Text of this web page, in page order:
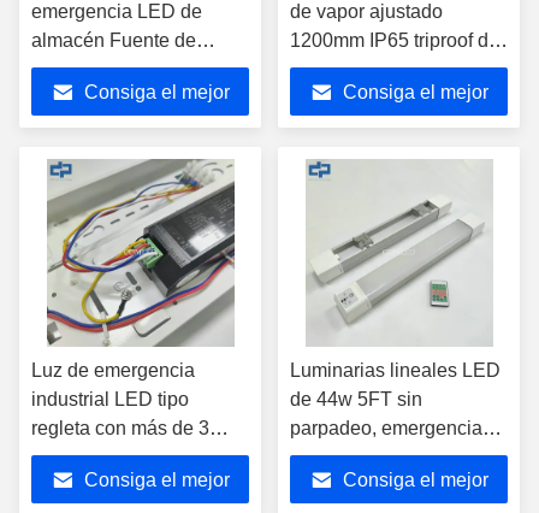
emergencia LED de
almacén Fuente de
escalera robusta Ostra
LED Luces IP65
resistentes a la
intemperie
Consiga el mejor
de vapor ajustado
1200mm IP65 triproof de
almacén luminarias LED
iluminación de túnel
luminarias resistentes a
la intemperie con 3CCT
cambiables
Consiga el mejor
Luz de emergencia
industrial LED tipo
regleta con más de 3
horas de duración.
Luminaria lineal LED
Consiga el mejor
Luminarias lineales LED
de 44w 5FT sin
parpadeo, emergencia
IP65, resistentes a la
intemperie, luces de tira
Consiga el mejor